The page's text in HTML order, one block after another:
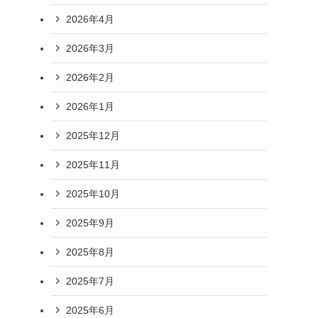
2026年4月
2026年3月
2026年2月
2026年1月
2025年12月
2025年11月
2025年10月
2025年9月
2025年8月
2025年7月
2025年6月